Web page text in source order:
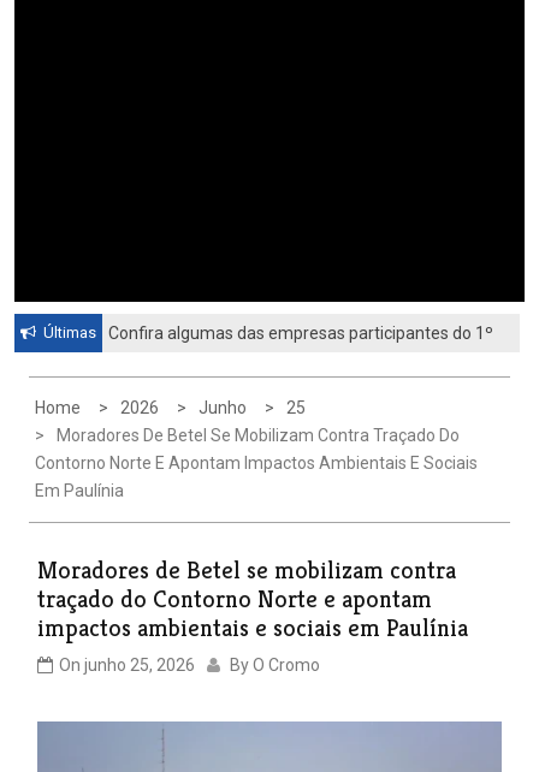
Últimas
Confira algumas das empresas participantes do 1º
Home 2026 Junho
25
Moradores De Betel Se Mobilizam Contra Traçado Do
Contorno Norte E Apontam Impactos Ambientais E Sociais
Em Paulínia
Moradores de Betel se mobilizam contra
traçado do Contorno Norte e apontam
impactos ambientais e sociais em Paulínia
On junho 25, 2026 ByO Cromo